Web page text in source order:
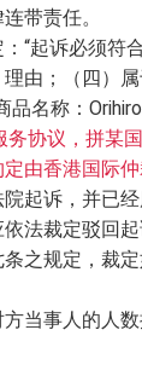
带责任。
“起诉必须
由；（四）
名称：
协议，拼某
由香港国际
起诉，并已
法裁定驳回起
之规定，裁定
当事人的人